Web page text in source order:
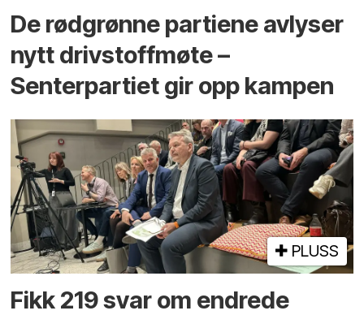
De rødgrønne partiene avlyser
nytt drivstoffmøte –
Senterpartiet gir opp kampen
PLUSS
Fikk 219 svar om endrede